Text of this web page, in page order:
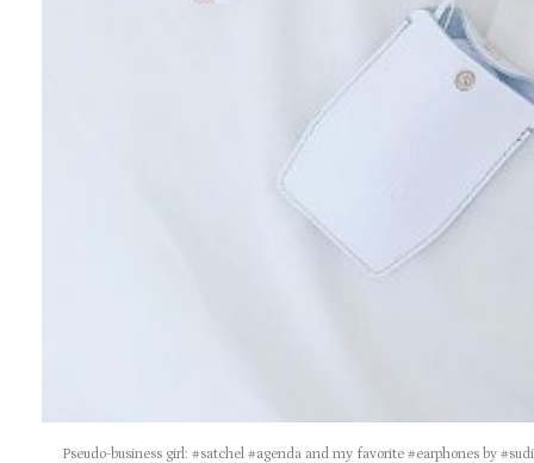
Pseudo-business girl: #satchel #agenda and my favorite #earphones by